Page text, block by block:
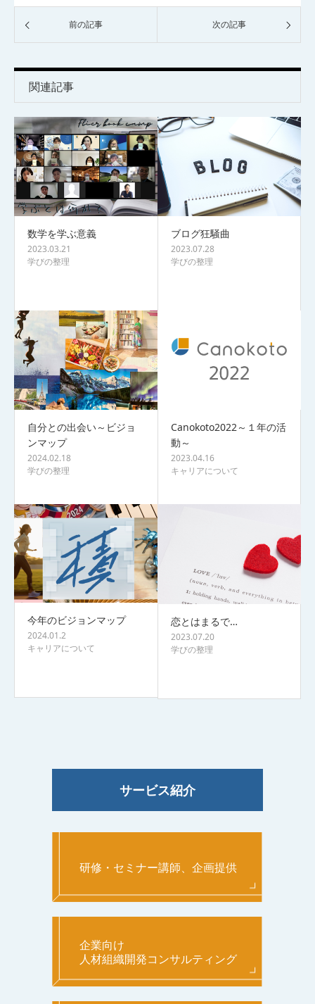
前の記事 次の記事
関連記事
数学を学ぶ意義
2023.03.21
学びの整理
ブログ狂騒曲
2023.07.28
学びの整理
自分との出会い～ビジョ
ンマップ
2024.02.18
学びの整理
Canokoto2022～１年の活
動～
2023.04.16
キャリアについて
今年のビジョンマップ
2024.01.2
キャリアについて
恋とはまるで…
2023.07.20
学びの整理
サービス紹介
研修・セミナー講師、企画提供
企業向け
人材組織開発コンサルティング